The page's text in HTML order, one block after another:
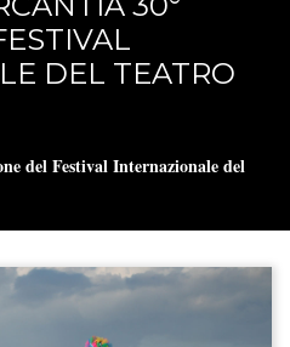
DEL TEATRO
del Festival Internazionale del